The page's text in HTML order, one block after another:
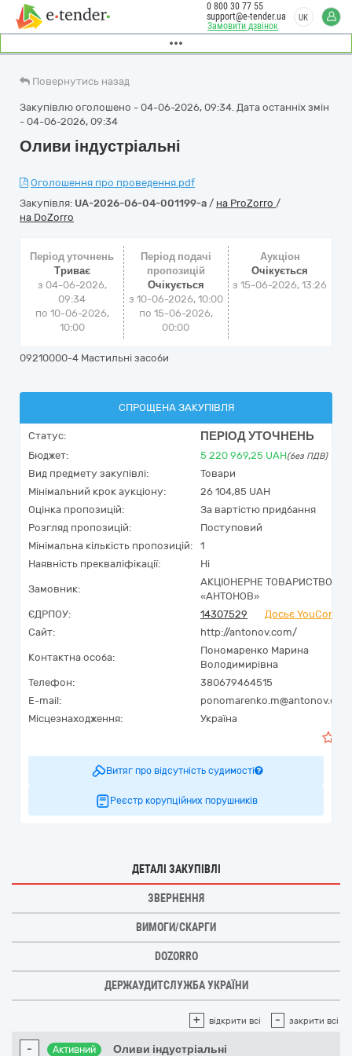
Замовити дзвінок
0 800 30 77 55
support@e-tender.ua
UK
Повернутись назад
Закупівлю оголошено - 04-06-2026, 09:34. Дата останніх змін
- 04-06-2026, 09:34
Оливи індустріальні
Оголошення про проведення.pdf
Закупівля: UA-2026-06-04-001199-a / на ProZorro /
на DoZorro
Період уточнень
Триває
з 04-06-2026,
09:34
по 10-06-2026,
10:00
Період подачі
пропозицій
Очікується
з 10-06-2026, 10:00
по 15-06-2026,
00:00
Аукціон
Очікується
з15-06-2026, 13:26
09210000-4 Мастильні засоби
СПРОЩЕНА ЗАКУПІВЛЯ
Статус: ПЕРІОД УТОЧНЕНЬ
Бюджет: 5 220 969,25 UAH(без ПДВ)
Вид предмету закупівлі:
Товари
Мінімальний крок аукціону:
26 104,85 UAH
Оцінка пропозицій:
За вартістю придбання
Розгляд пропозицій:
Поступовий
Мінімальна кількість пропозицій:
1
Наявність прекваліфікації:
Ні
Замовник:
АКЦІОНЕРНЕ ТОВАРИСТВО
«АНТОНОВ»
ЄДРПОУ:
14307529
Досьє YouControl
Сайт:
http://antonov.com/
Контактна особа:
Пономаренко Марина
Володимирівна
Телефон:
380679464515
E-mail:
ponomarenko.m@antonov.com
Місцезнаходження:
Україна
Витяг про відсутність судимості
Реєстр корупційних порушників
ДЕТАЛІ ЗАКУПІВЛІ
ЗВЕРНЕННЯ
ВИМОГИ/СКАРГИ
DOZORRO
ДЕРЖАУДИТСЛУЖБА УКРАЇНИ
+ відкрити всі - закрити всі
- Активний Оливи індустріальні